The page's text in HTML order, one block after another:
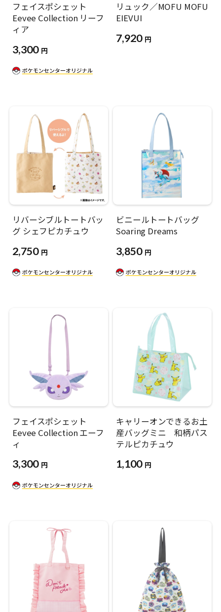
フェイスポシェット
Eevee Collection リーフ
ィア
3,300 円
リュック／MOFU MOFU
EIEVUI
7,920 円
リバーシブルトートバッ
グ シェフピカチュウ
2,750 円
ビニールトートバッグ
Soaring Dreams
3,850 円
フェイスポシェット
Eevee Collection エーフ
ィ
3,300 円
キャリーオンできるお土
産バッグミニ 和柄パス
テルピカチュウ
1,100 円